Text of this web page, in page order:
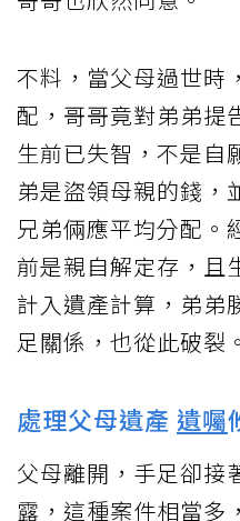
不料，當父母過世時
配，哥哥竟對弟弟提
生前已失智，不是自
弟是盜領母親的錢，
兄弟倆應平均分配。
前是親自解定存，且
計入遺產計算，弟弟
足關係，也從此破裂。
處理父母遺產 遺囑
父母離開，手足卻接
露，這種案件相當多